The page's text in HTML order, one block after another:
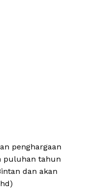
penghargaan
puluhan tahun
dan akan